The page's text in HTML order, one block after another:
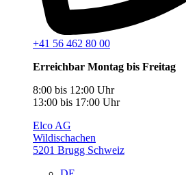
+41 56 462 80 00
Erreichbar Montag bis Freitag
8:00 bis 12:00 Uhr
13:00 bis 17:00 Uhr
Elco AG
Wildischachen
5201 Brugg Schweiz